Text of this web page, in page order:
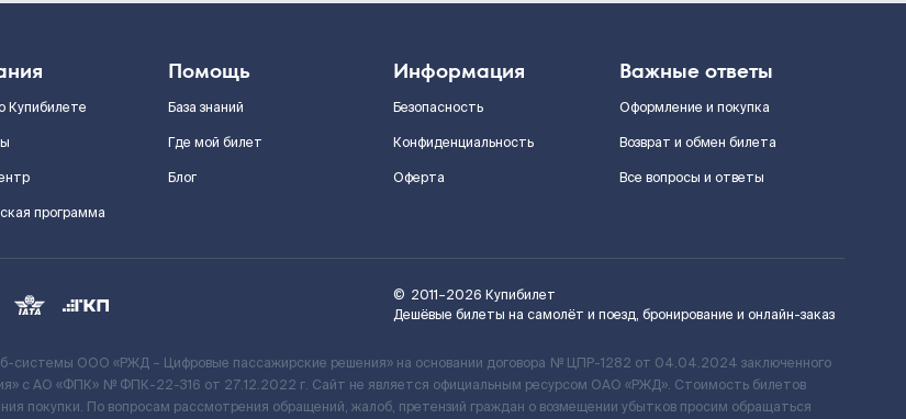
Купибилете
программа
Помощь
База знаний
Где мой билет
Блог
Информация
Безопасность
Конфиденциальность
Оферта
Важные ответы
Оформление и покупка
Возврат и обмен билета
Все вопросы и ответы
© 2011–2026 Купибилет
Дешёвые билеты на самолёт и поезд, бронирование и онлайн-заказ
системы ООО «РЖД – Цифровые пассажирские решения» на основании договора № ЦПР-1282 от 04.04.2024 заключенного
c АО «ФПК» № ФПК-22-316 от 27.12.2022 г. Сайт не является официальным ресурсом ОАО «РЖД». Стоимость билетов
покупки. По вопросам рассмотрения обращений, жалоб, претензий граждан о возмещении убытков просим обращаться